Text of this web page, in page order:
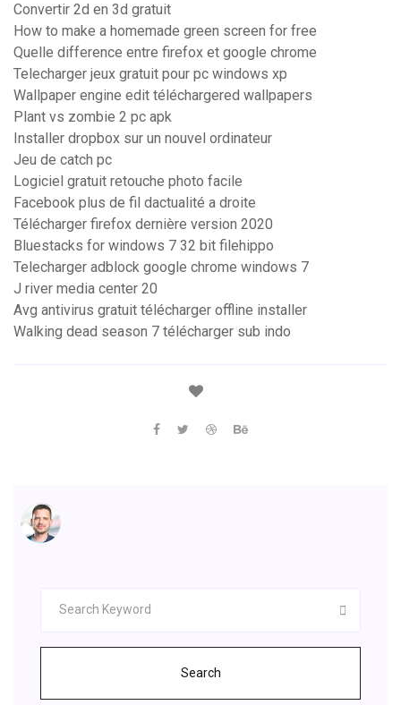
Convertir 2d en 3d gratuit
How to make a homemade green screen for free
Quelle difference entre firefox et google chrome
Telecharger jeux gratuit pour pc windows xp
Wallpaper engine edit téléchargered wallpapers
Plant vs zombie 2 pc apk
Installer dropbox sur un nouvel ordinateur
Jeu de catch pc
Logiciel gratuit retouche photo facile
Facebook plus de fil dactualité a droite
Télécharger firefox dernière version 2020
Bluestacks for windows 7 32 bit filehippo
Telecharger adblock google chrome windows 7
J river media center 20
Avg antivirus gratuit télécharger offline installer
Walking dead season 7 télécharger sub indo
Search